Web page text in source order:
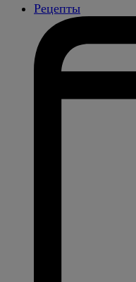
Рецепты